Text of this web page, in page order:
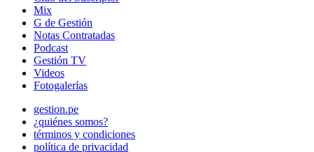
Mix
G de Gestión
Notas Contratadas
Podcast
Gestión TV
Videos
Fotogalerías
gestion.pe
¿quiénes somos?
términos y condiciones
política de privacidad